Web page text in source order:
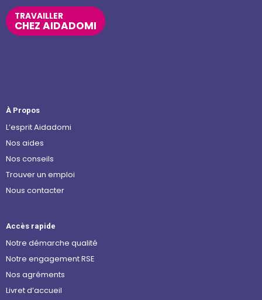
TRAVAILLER
CHEZ AIDADOMI
À Propos
L’esprit Aidadomi
Nos aides
Nos conseils
Trouver un emploi
Nous contacter
Accès rapide
Notre démarche qualité
Notre engagement RSE
Nos agréments
Livret d’accueil